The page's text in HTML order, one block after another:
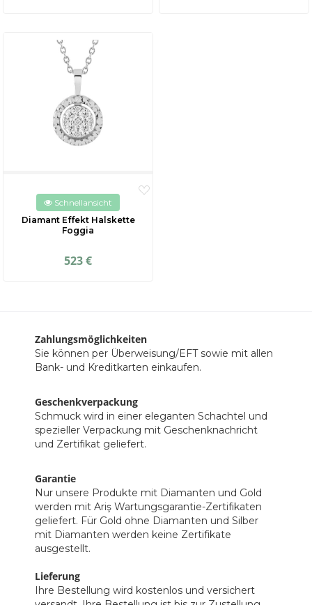
Schnellansicht
Diamant Effekt Halskette
Foggia
523 €
Zahlungsmöglichkeiten
Sie können per Überweisung/EFT sowie mit allen
Bank- und Kreditkarten einkaufen.
Geschenkverpackung
Schmuck wird in einer eleganten Schachtel und
spezieller Verpackung mit Geschenknachricht
und Zertifikat geliefert.
Garantie
Nur unsere Produkte mit Diamanten und Gold
werden mit Ariş Wartungsgarantie-Zertifikaten
geliefert. Für Gold ohne Diamanten und Silber
mit Diamanten werden keine Zertifikate
ausgestellt.
Lieferung
Ihre Bestellung wird kostenlos und versichert